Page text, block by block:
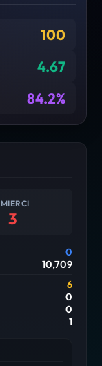
100
4.67
84.2%
3
0
10,709
6
0
0
1